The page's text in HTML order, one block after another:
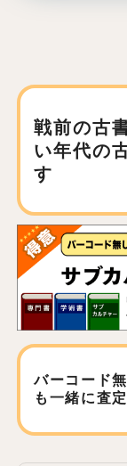
戦前の古
い年代の
す
バーコード
も 一緒に査